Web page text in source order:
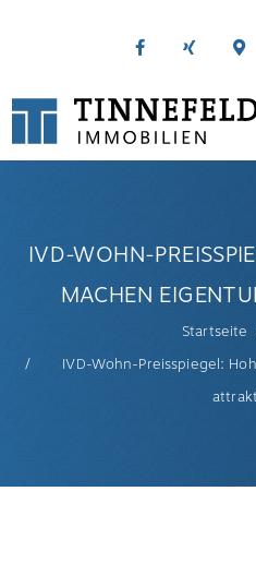
IVD-WOHN-
MACHEN
Startseite
IVD-Wohn-Preisspiegel: